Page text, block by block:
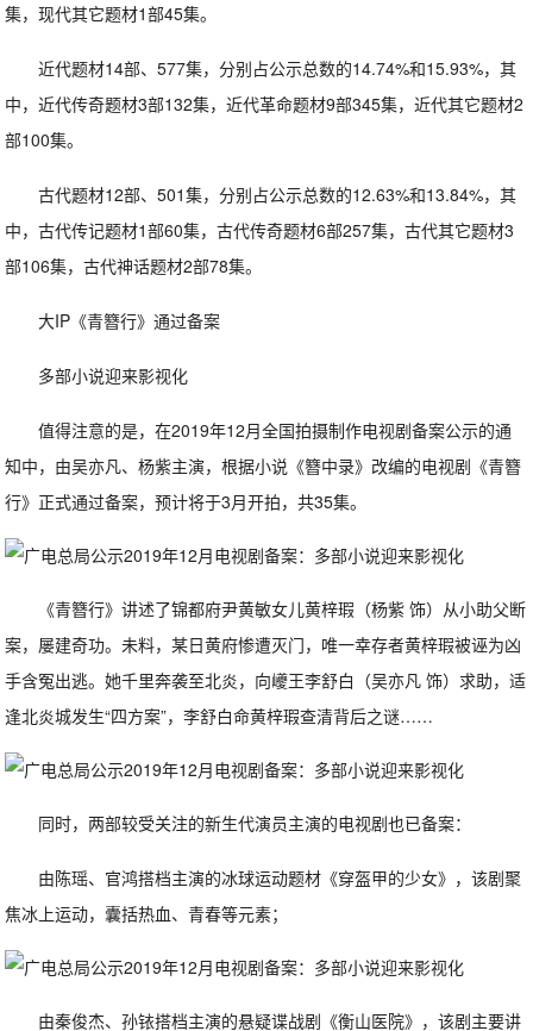
集，现代其它题材1部45集。
近代题材14部、577集，分别占公示总数的14.74%和15.93%，其
中，近代传奇题材3部132集，近代革命题材9部345集，近代其它题材2
部100集。
古代题材12部、501集，分别占公示总数的12.63%和13.84%，其
中，古代传记题材1部60集，古代传奇题材6部257集，古代其它题材3
部106集，古代神话题材2部78集。
大IP《青簪行》通过备案
多部小说迎来影视化
值得注意的是，在2019年12月全国拍摄制作电视剧备案公示的通
知中，由吴亦凡、杨紫主演，根据小说《簪中录》改编的电视剧《青簪
行》正式通过备案，预计将于3月开拍，共35集。
《青簪行》讲述了锦都府尹黄敏女儿黄梓瑕（杨紫 饰）从小助父断
案，屡建奇功。未料，某日黄府惨遭灭门，唯一幸存者黄梓瑕被诬为凶
手含冤出逃。她千里奔袭至北炎，向巙王李舒白（吴亦凡 饰）求助，适
逢北炎城发生“四方案”，李舒白命黄梓瑕查清背后之谜……
同时，两部较受关注的新生代演员主演的电视剧也已备案：
由陈瑶、官鸿搭档主演的冰球运动题材《穿盔甲的少女》，该剧聚
焦冰上运动，囊括热血、青春等元素；
由秦俊杰、孙铱搭档主演的悬疑谍战剧《衡山医院》，该剧主要讲